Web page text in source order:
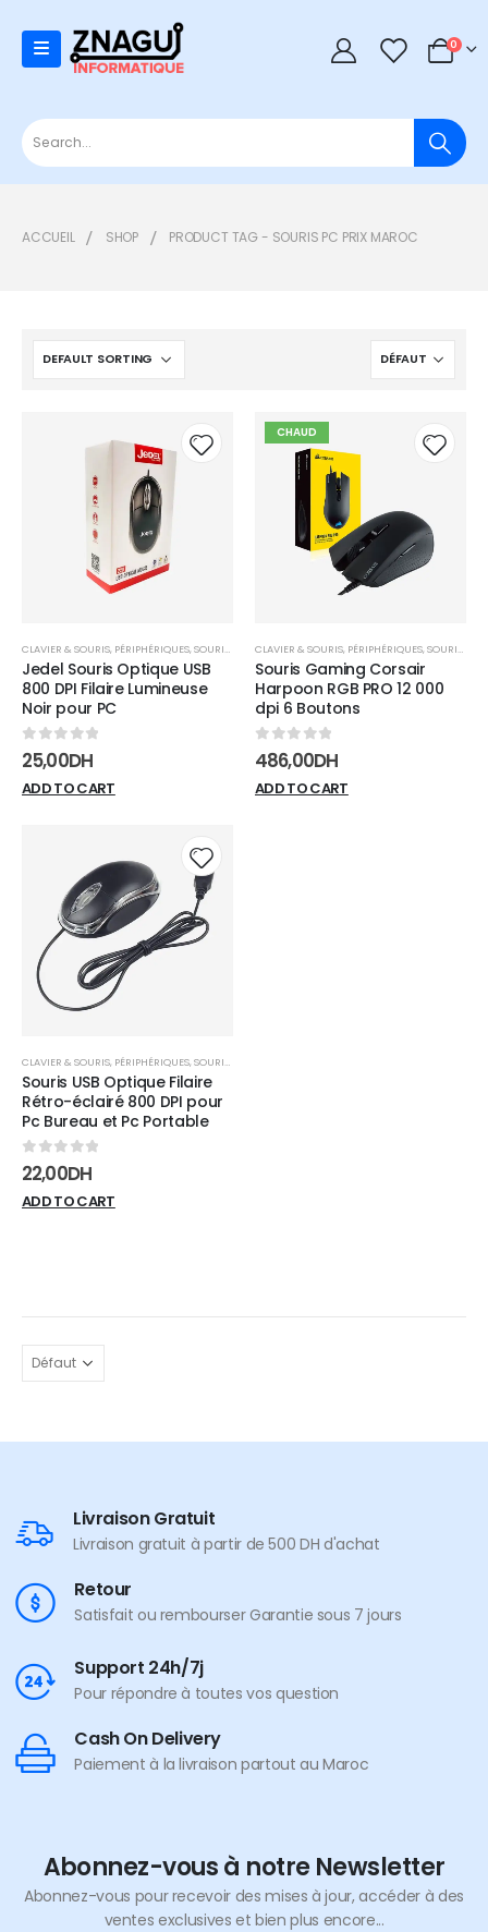
0 0
ACCUEIL SHOP PRODUCT TAG - SOURIS PC PRIX MAROC
CLAVIER & SOURIS, PÉRIPHÉRIQUES,SOURIS FILAIRE
Jedel Souris Optique USB
800 DPI Filaire Lumineuse
Noir pour PC
0sur 5
25,00DH
ADD TO CART
CHAUD
CLAVIER & SOURIS, PÉRIPHÉRIQUES,SOURIS FILAIRE
Souris Gaming Corsair
Harpoon RGB PRO 12 000
dpi 6 Boutons
0sur 5
486,00DH
ADD TO CART
Add to
wishlist
CLAVIER & SOURIS, PÉRIPHÉRIQUES,SOURIS FILAIRE
Souris USB Optique Filaire
Rétro-éclairé 800 DPI pour
Pc Bureau et Pc Portable
0sur 5
22,00DH
ADD TO CART
Livraison Gratuit
Livraison gratuit à partir de 500 DH d'achat
Retour
Satisfait ou rembourser Garantie sous 7 jours
Support 24h/7j
Pour répondre à toutes vos question
Cash On Delivery
Paiement à la livraison partout au Maroc
Abonnez-vous à notre Newsletter
Abonnez-vous pour recevoir des mises à jour, accéder à des
ventes exclusives et bien plus encore...